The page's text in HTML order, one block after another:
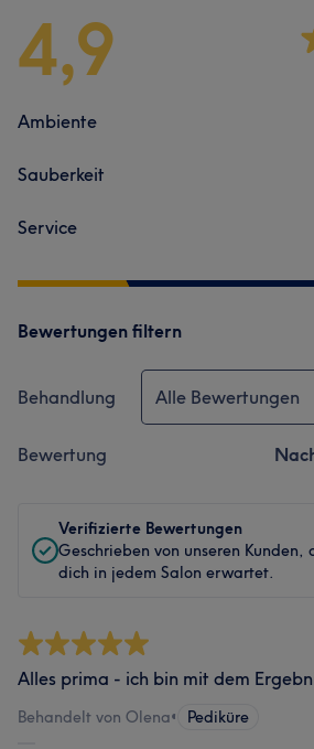
4,9
Ambiente
Sauberkeit
Service
Bewertungen filtern
Behandlung Alle Bewertungen
Bewertung
Verifizierte Bewertungen
Geschrieben von unseren
dich in jedem Salon erwartet.
Alles prima - ich bin mit dem
Behandelt von Olena• Pediküre